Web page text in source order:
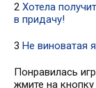
2 Хотела
в придачу!
3 Не виноватая
Понравилась
жмите на